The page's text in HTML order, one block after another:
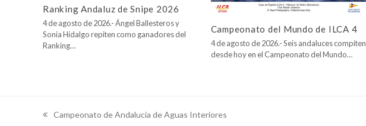
Ranking Andaluz de Snipe 2026
4 de agosto de 2026.- Ángel Ballesteros y
Sonia Hidalgo repiten como ganadores del
Ranking…
Campeonato del Mundo de ILCA 4
4 de agosto de 2026.- Seis andaluces compiten
desde hoy en el Campeonato del Mundo…
previous
Campeonato de Andalucía de Aguas Interiores